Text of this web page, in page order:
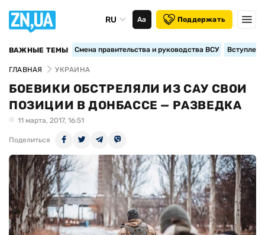
RU Аа Поддержать
ВАЖНЫЕ ТЕМЫ Смена правительства и руководства ВСУ
ГЛАВНАЯ УКРАИНА
БОЕВИКИ ОБСТРЕЛЯЛИ ИЗ САУ СВОИ
ПОЗИЦИИ В ДОНБАССЕ — РАЗВЕДКА
11 марта, 2017, 16:51
Поделиться